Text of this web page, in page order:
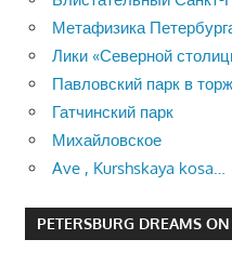
Метафизика
Лики «Северной
Павловский парк в
Гатчинский парк
Михайловское
Ave , Kurshskaya kosa…
PETERSBURG DREAMS